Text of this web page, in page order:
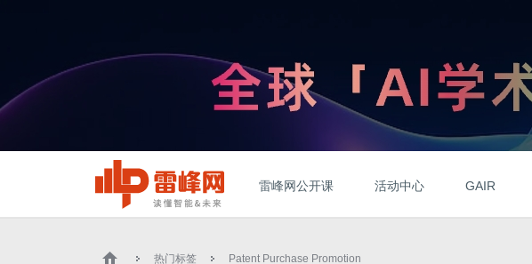
雷峰网公开课 活动中心 GAIR
热门标签 Patent Purchase Promotion